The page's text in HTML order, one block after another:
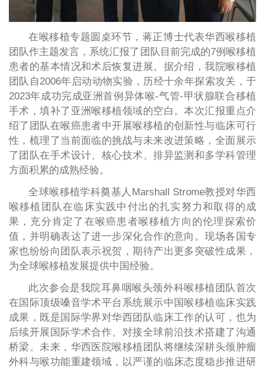
在喉移植专题圆桌环节，蒋正博士代表华西喉移植
团队作主题发言，系统汇报了团队目前完成的7例喉移植
患者的基本情况和术后恢复进展。据介绍，我院喉移植
团队自2006年启动动物实验，历经十余年探索攻关，于
2023年成功完成亚洲首例异体喉-气管-甲状腺联合移植
手术，填补了亚洲喉移植领域的空白。本次汇报重点介
绍了团队在喉癌患者中开展喉移植的创新性与临床可行
性，梳理了当前面临的挑战与未来改进策略，全面展示
了团队在手术设计、核心技术、排异监测和多学科管理
方面积累的成熟经验。
全球喉移植学科奠基人Marshall Strome教授对华西
喉移植团队在临床实践中付出的扎实努力和取得的成
果，充分肯定了在喉癌患者喉移植方向的伦理探索价
值，并明确表达了进一步深化合作的意向。现场各国专
家也纷纷向团队表示祝贺，期待产出更多突破性成果，
为全球喉移植发展提供中国经验。
此次参会是我院耳鼻咽喉头颈外科喉移植团队首次
在国际顶级嗓音学术平台系统展示中国喉移植临床实践
成果，既是国际学界对华西团队临床工作的认可，也为
后续开展国际学术合作、对接全球前沿技术搭建了沟通
桥梁。未来，华西医院喉移植团队将继续深耕头颈肿瘤
外科与喉功能重建领域，以严谨的临床态度稳步推进研